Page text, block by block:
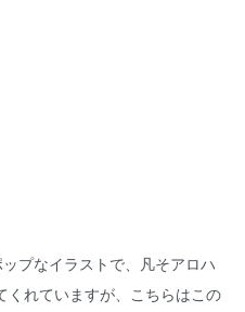
プなイラストで、凡そアロハ
くれていますが、こちらはこの